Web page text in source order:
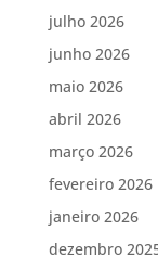
julho 2026
junho 2026
maio 2026
abril 2026
março 2026
fevereiro 2026
janeiro 2026
dezembro